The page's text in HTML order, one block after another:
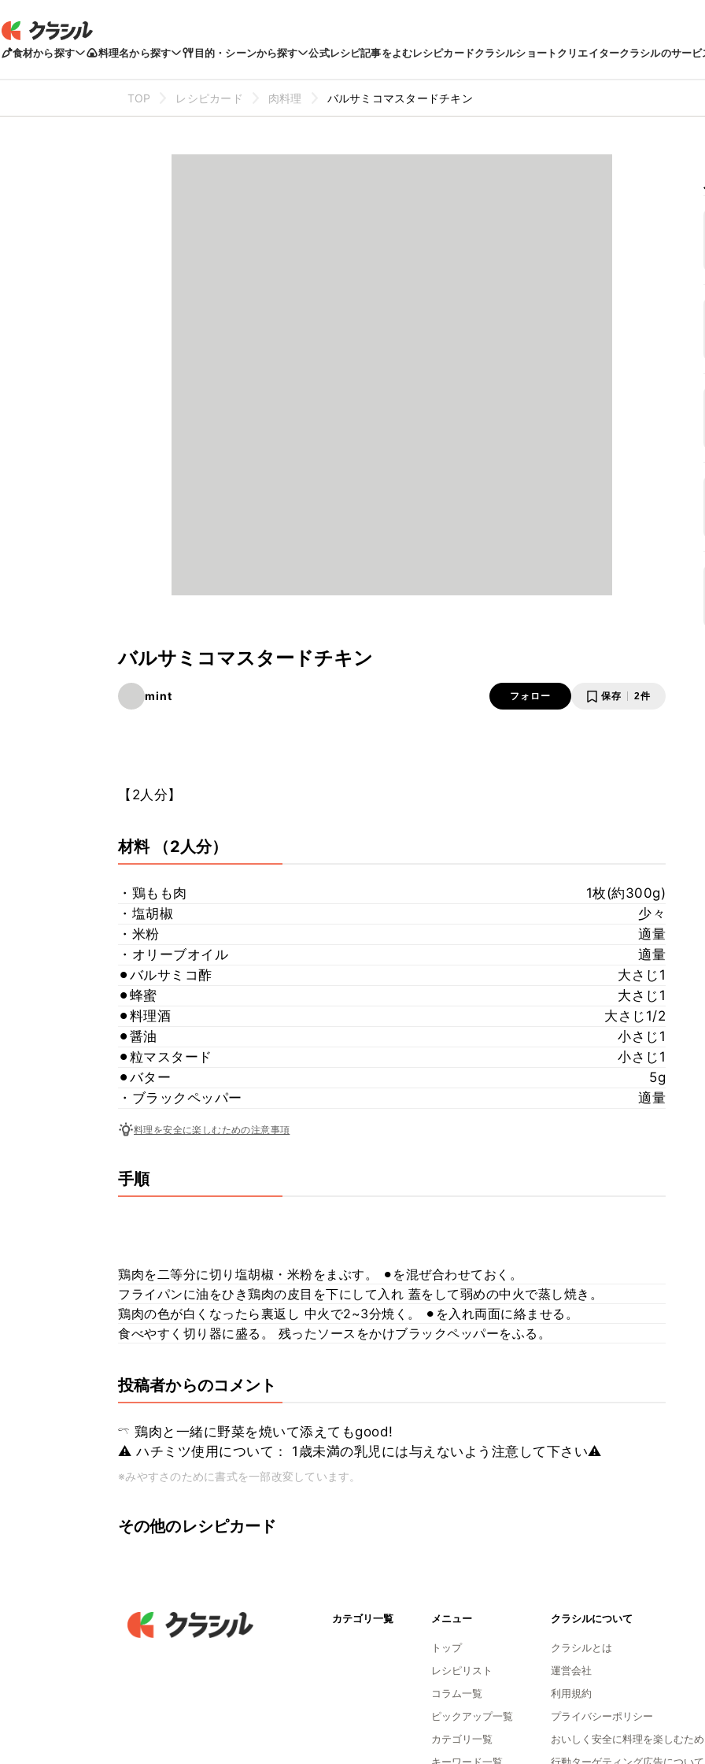
食材から探す 料理名から探す 目的・シーンから探す 公式レシピ記事をよむレシピカードクラシルショートクリエイタークラシルのサービ
TOP レシピカード 肉料理 バルサミコマスタードチキン
バルサミコマスタードチキン
mint フォロー 保存 2件
【2人分】
材料 （2人分）
・鶏もも肉
1枚(約300g)
・塩胡椒
少々
・米粉
適量
・オリーブオイル
適量
⚫︎バルサミコ酢
大さじ1
⚫︎蜂蜜
大さじ1
⚫︎料理酒
大さじ1/2
⚫︎醤油
小さじ1
⚫︎粒マスタード
小さじ1
⚫︎バター
5g
・ブラックペッパー
適量
料理を安全に楽しむための注意事項
手順
鶏肉を二等分に切り塩胡椒・米粉をまぶす。 ⚫︎を混ぜ合わせておく。
フライパンに油をひき鶏肉の皮目を下にして入れ 蓋をして弱めの中火で蒸し焼き。
鶏肉の色が白くなったら裏返し 中火で2~3分焼く。 ⚫︎を入れ両面に絡ませる。
食べやすく切り器に盛る。 残ったソースをかけブラックペッパーをふる。
投稿者からのコメント
𓍼 鶏肉と一緒に野菜を焼いて添えてもgood!
⚠︎ ハチミツ使用について： 1歳未満の乳児には与えないよう注意して下さい⚠
※みやすさのために書式を一部改変しています。
その他のレシピカード
カテゴリ一覧 メニュー
トップ
レシピリスト
コラム一覧
ピックアップ一覧
カテゴリ一覧
クラシルについて
クラシルとは
運営会社
利用規約
プライバシーポリシー
おいしく安全に料理を楽しむため